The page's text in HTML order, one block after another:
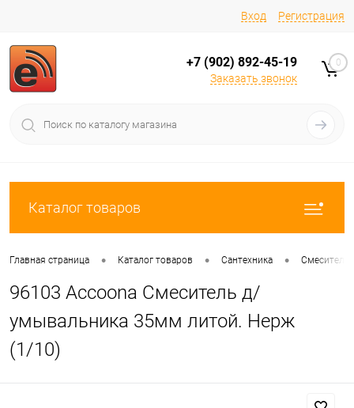
Вход Регистрация
+7 (902) 892-45-19
Заказать звонок
0
Каталог товаров
Главная страница • Каталог товаров • Сантехника • Смесители
96103 Аccoona Смеситель д/
умывальника 35мм литой. Нерж
(1/10)